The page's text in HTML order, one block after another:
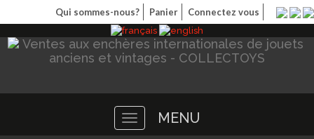
Qui sommes-nous? Panier Connectez vous
Toggle
navigation
MENU